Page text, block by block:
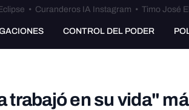
• Curanderos IA Instagram • Timo José
CONTROL DEL PODER
trabajó en su vida"